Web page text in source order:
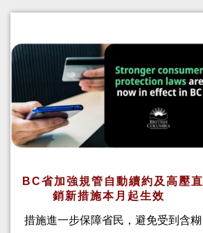
BC省加強規管自動續約及高壓直
銷新措施本月起生效
措施進一步保障省民，避免受到含糊